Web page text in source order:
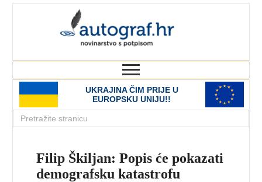
UKRAJINA ČIM PRIJE U
EUROPSKU UNIJU!!
Filip Škiljan: Popis će pokazati
demografsku katastrofu